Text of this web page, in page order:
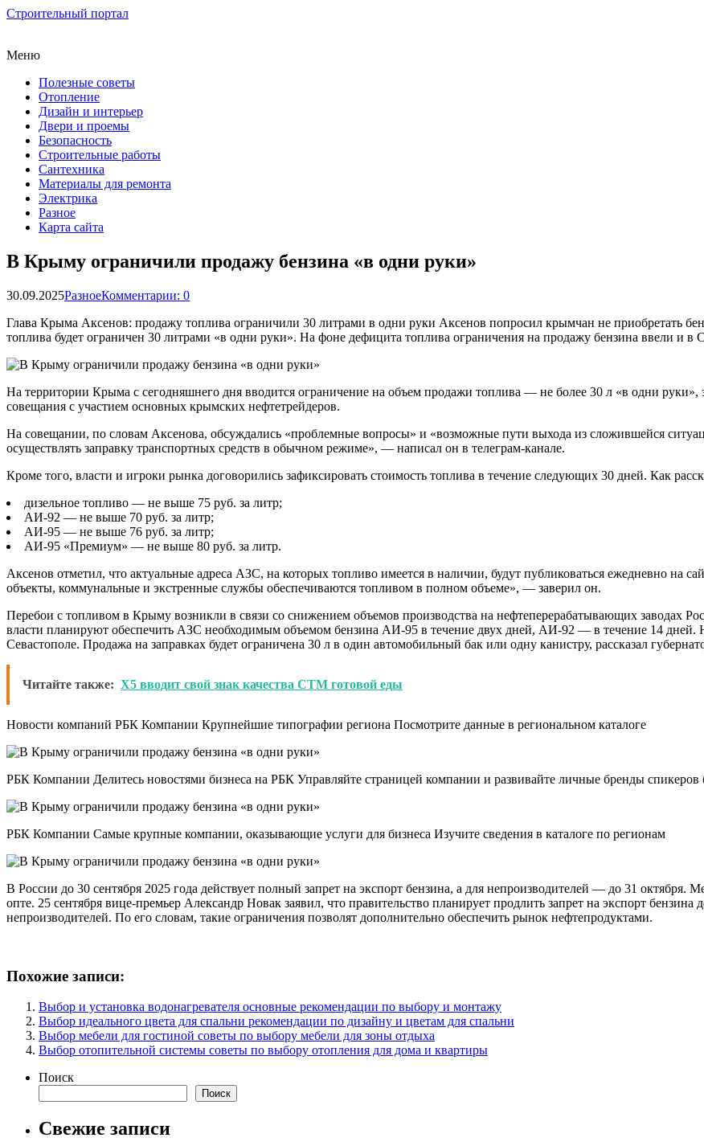
Строительный портал
Меню
Полезные советы
Отопление
Дизайн и интерьер
Двери и проемы
Безопасность
Строительные работы
Сантехника
Материалы для ремонта
Электрика
Разное
Карта сайта
В Крыму ограничили продажу бензина «в одни руки»
30.09.2025РазноеКомментарии: 0
Глава Крыма Аксенов: продажу топлива ограничили 30 литрами в одни руки Аксенов попросил крымчан не приобретать
топлива будет ограничен 30 литрами «в одни руки». На фоне дефицита топлива ограничения на продажу бензина ввели и в
На территории Крыма с сегодняшнего дня вводится ограничение на объем продажи топлива — не более 30 л «в одни руки»,
совещания с участием основных крымских нефтетрейдеров.
На совещании, по словам Аксенова, обсуждались «проблемные вопросы» и «возможные пути выхода из сложившейся
осуществлять заправку транспортных средств в обычном режиме», — написал он в телеграм-канале.
Кроме того, власти и игроки рынка договорились зафиксировать стоимость топлива в течение следующих 30 дней. Как
дизельное топливо — не выше 75 руб. за литр;
АИ-92 — не выше 70 руб. за литр;
АИ-95 — не выше 76 руб. за литр;
АИ-95 «Премиум» — не выше 80 руб. за литр.
Аксенов отметил, что актуальные адреса АЗС, на которых топливо имеется в наличии, будут публиковаться ежедневно на
объекты, коммунальные и экстренные службы обеспечиваются топливом в полном объеме», — заверил он.
Перебои с топливом в Крыму возникли в связи со снижением объемов производства на нефтеперерабатывающих заводах
власти планируют обеспечить АЗС необходимым объемом бензина АИ-95 в течение двух дней, АИ-92 — в течение 14 дней.
Севастополе. Продажа на заправках будет ограничена 30 л в один автомобильный бак или одну канистру, рассказал
Читайте также: X5 вводит свой знак качества СТМ готовой еды
Новости компаний РБК Компании Крупнейшие типографии региона Посмотрите данные в региональном каталоге
РБК Компании Делитесь новостями бизнеса на РБК Управляйте страницей компании и развивайте личные бренды спикеров
РБК Компании Самые крупные компании, оказывающие услуги для бизнеса Изучите сведения в каталоге по регионам
В России до 30 сентября 2025 года действует полный запрет на экспорт бензина, а для непроизводителей — до 31 октября.
опте. 25 сентября вице-премьер Александр Новак заявил, что правительство планирует продлить запрет на экспорт бензина
непроизводителей. По его словам, такие ограничения позволят дополнительно обеспечить рынок нефтепродуктами.
Похожие записи:
Выбор и установка водонагревателя основные рекомендации по выбору и монтажу
Выбор идеального цвета для спальни рекомендации по дизайну и цветам для спальни
Выбор мебели для гостиной советы по выбору мебели для зоны отдыха
Выбор отопительной системы советы по выбору отопления для дома и квартиры
Поиск
Поиск
Свежие записи